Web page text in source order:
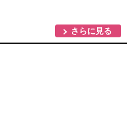
さらに見る